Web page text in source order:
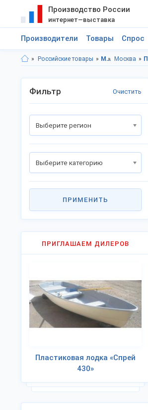
Производство России
интернет—выставка
Производители Товары Спрос
Российские товары Московская область Москва
Фильтр Очистить
Выберите регион
Выберите категорию
ПРИМЕНИТЬ
ПРИГЛАШАЕМ ДИЛЕРОВ
Пластиковая лодка «Спрей
430»